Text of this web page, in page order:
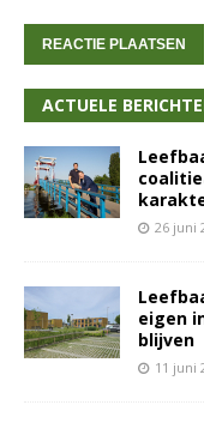
ACTUELE
26 juni
eigen
blijven
11 juni